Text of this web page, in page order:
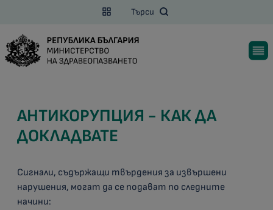
Търси
АНТИКОРУПЦИЯ - КАК ДА
ДОКЛАДВАТЕ
Сигнали, съдържащи твърдения за извършени
нарушения, могат да се подават по следните
начини: